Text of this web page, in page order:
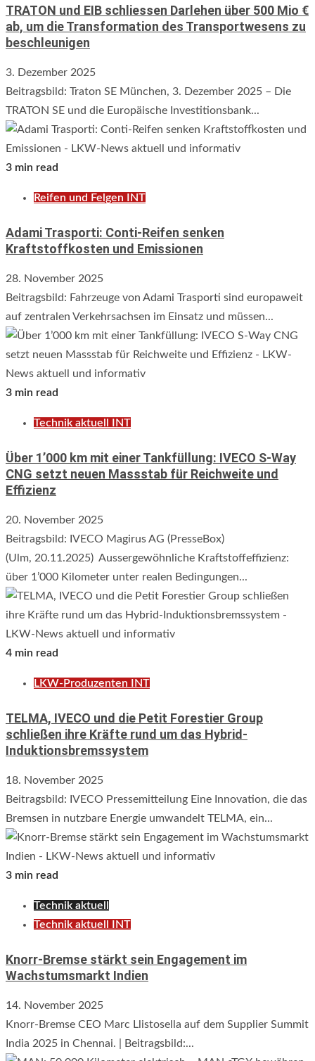
TRATON und EIB schliessen Darlehen über 500 Mio €
ab, um die Transformation des Transportwesens zu
beschleunigen
3. Dezember 2025
Beitragsbild: Traton SE München, 3. Dezember 2025 – Die
TRATON SE und die Europäische Investitionsbank...
3 min read
Reifen und Felgen INT
Adami Trasporti: Conti-Reifen senken
Kraftstoffkosten und Emissionen
28. November 2025
Beitragsbild: Fahrzeuge von Adami Trasporti sind europaweit
auf zentralen Verkehrsachsen im Einsatz und müssen...
3 min read
Technik aktuell INT
Über 1’000 km mit einer Tankfüllung: IVECO S-Way
CNG setzt neuen Massstab für Reichweite und
Effizienz
20. November 2025
Beitragsbild: IVECO Magirus AG (PresseBox)
(Ulm, 20.11.2025) Aussergewöhnliche Kraftstoffeffizienz:
über 1’000 Kilometer unter realen Bedingungen...
4 min read
LKW-Produzenten INT
TELMA, IVECO und die Petit Forestier Group
schließen ihre Kräfte rund um das Hybrid-
Induktionsbremssystem
18. November 2025
Beitragsbild: IVECO Pressemitteilung Eine Innovation, die das
Bremsen in nutzbare Energie umwandelt TELMA, ein...
3 min read
Technik aktuell
Technik aktuell INT
Knorr-Bremse stärkt sein Engagement im
Wachstumsmarkt Indien
14. November 2025
Knorr-Bremse CEO Marc Llistosella auf dem Supplier Summit
India 2025 in Chennai. | Beitragsbild:...